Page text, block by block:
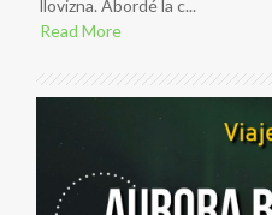
llovizna. Abordé la c...
Read More